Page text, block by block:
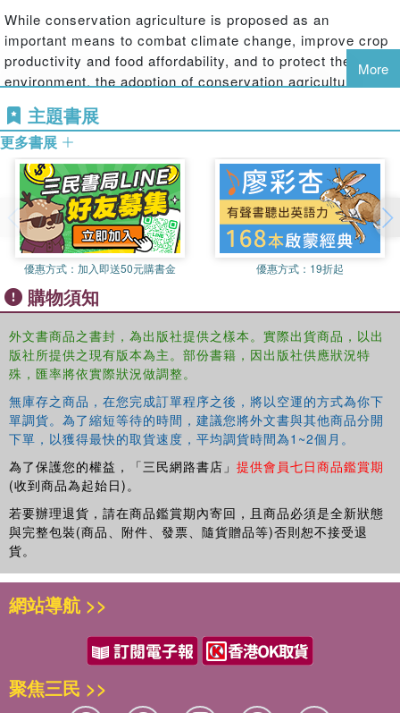
While conservation agriculture is proposed as an
important means to combat climate change, improve crop
productivity and food affordability, and to protect the
environment, the adoption of conservation agriculture in
This volume reflects on the current status of conservation
agriculture in India, asking why adoption has been slow
and putting forward strategies to improve its uptake. The
chapters cover the various aspects of crop management
such as soil, water, nutrients, weeds, crop residues,
machinery, and energy, in a range of environments,
including irrigated and rainfed regions. The impact of
climate change and the economic considerations behind
the adoption of conservation agriculture are also
discussed. The volume concludes by discussing the future
outlook for conservation agriculture in India, in particular
drawing out parallels with other tropical and subtropical
regions of the world.
This book will be of great interest to students and scholars
of conservation agriculture, sustainable agriculture, crop
and soil management, and environmental and natural
resource management.
More
主題書展
更多書展
優惠方式： 加入即送50元購書金 優惠方式： 19折起
購物須知
外文書商品之書封，為出版社提供之樣本。實際出貨商品，以出
版社所提供之現有版本為主。部份書籍，因出版社供應狀況特
殊，匯率將依實際狀況做調整。
無庫存之商品，在您完成訂單程序之後，將以空運的方式為你下
單調貨。為了縮短等待的時間，建議您將外文書與其他商品分開
下單，以獲得最快的取貨速度，平均調貨時間為1~2個月。
為了保護您的權益，「三民網路書店」 提供會員七日商品鑑賞期
(收到商品為起始日)。
若要辦理退貨，請在商品鑑賞期內寄回，且商品必須是全新狀態
與完整包裝(商品、附件、發票、隨貨贈品等)否則恕不接受退
貨。
網站導航 >>
聚焦三民 >>